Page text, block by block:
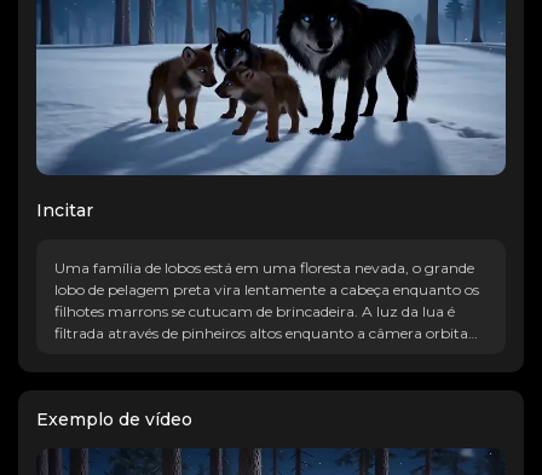
Incitar
Uma família de lobos está em uma floresta nevada, o grande
lobo de pelagem preta vira lentamente a cabeça enquanto os
filhotes marrons se cutucam de brincadeira. A luz da lua é
filtrada através de pinheiros altos enquanto a câmera orbita
queda suave dos flocos de neve na atmosfera serena.
Exemplo de vídeo